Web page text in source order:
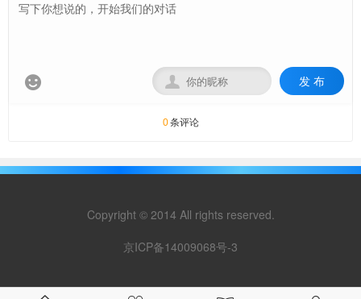
 发 布

0条评论
Copyright © 2014 All rights reserved.
京ICP备14009068号-3